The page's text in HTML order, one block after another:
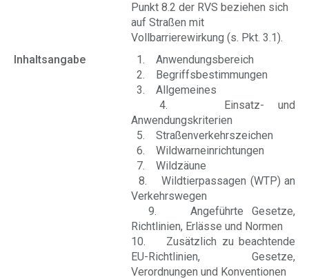
Punkt 8.2 der RVS beziehen sich
auf Straßen mit
Vollbarrierewirkung (s. Pkt. 3.1).
Inhaltsangabe
1. Anwendungsbereich
2. Begriffsbestimmungen
3. Allgemeines
4. Einsatz- und
Anwendungskriterien
5. Straßenverkehrszeichen
6. Wildwarneinrichtungen
7. Wildzäune
8. Wildtierpassagen (WTP) an
Verkehrswegen
9. Angeführte Gesetze,
Richtlinien, Erlässe und Normen
10. Zusätzlich zu beachtende
EU-Richtlinien, Gesetze,
Verordnungen und Konventionen